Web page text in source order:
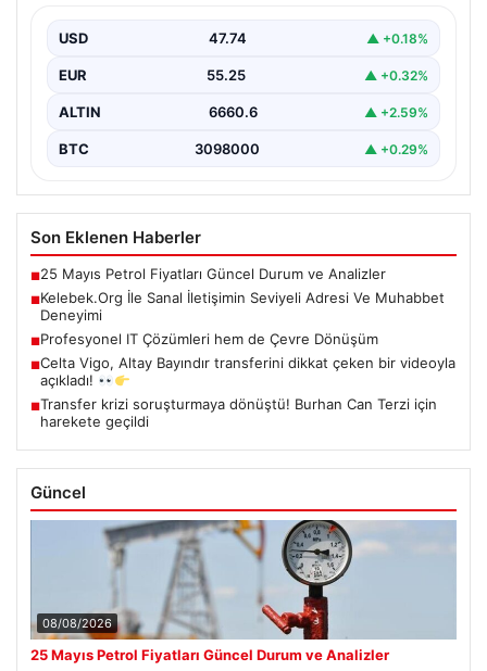
oluşturması kritik bir hassasiyet taşımaktadır. Halen
çeşitli…
USD 47.74 ▲ +0.18%
EUR 55.25 ▲ +0.32%
ALTIN 6660.6 ▲ +2.59%
BTC 3098000 ▲ +0.29%
Son Eklenen Haberler
■25 Mayıs Petrol Fiyatları Güncel Durum ve Analizler
■Kelebek.Org İle Sanal İletişimin Seviyeli Adresi Ve Muhabbet
Deneyimi
■Profesyonel IT Çözümleri hem de Çevre Dönüşüm
■Celta Vigo, Altay Bayındır transferini dikkat çeken bir videoyla
açıkladı!
■Transfer krizi soruşturmaya dönüştü! Burhan Can Terzi için
harekete geçildi
Güncel
08/08/2026
25 Mayıs Petrol Fiyatları Güncel Durum ve Analizler